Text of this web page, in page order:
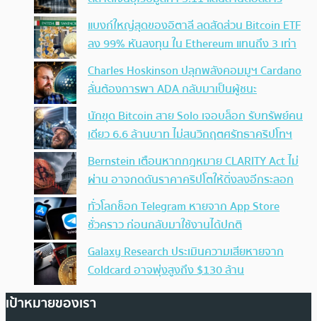
แบงก์ใหญ่สุดของอิตาลี ลดสัดส่วน Bitcoin ETF
ลง 99% หันลงทุน ใน Ethereum แทนถึง 3 เท่า
Charles Hoskinson ปลุกพลังคอมมูฯ Cardano
ลั่นต้องการพา ADA กลับมาเป็นผู้ชนะ
นักขุด Bitcoin สาย Solo เจอบล็อก รับทรัพย์คน
เดียว 6.6 ล้านบาท ไม่สนวิกฤตศรัทธาคริปโทฯ
Bernstein เตือนหากกฎหมาย CLARITY Act ไม่
ผ่าน อาจกดดันราคาคริปโตให้ดิ่งลงอีกระลอก
ทั่วโลกช็อก Telegram หายจาก App Store
ชั่วคราว ก่อนกลับมาใช้งานได้ปกติ
Galaxy Research ประเมินความเสียหายจาก
Coldcard อาจพุ่งสูงถึง $130 ล้าน
เป้าหมายของเรา